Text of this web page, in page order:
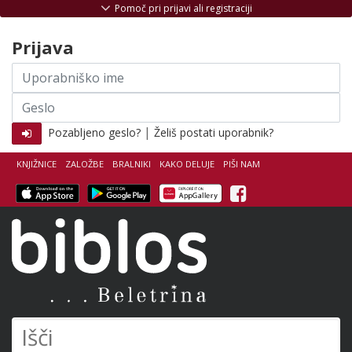
KNJIŽNICE ZALOŽBE BRALNIKI KAKO DELUJE PIŠI NAM
Facebook
Pomoč pri prijavi ali registraciji
Prijava
Uporabniško
ime
Geslo
Pozabljeno geslo? | Želiš postati uporabnik?